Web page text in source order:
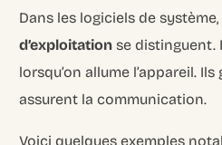
Dans les logiciels de
d’exploitation se distinguent.
lorsqu’on allume l’appareil.
assurent la communication.
Voici quelques exemples